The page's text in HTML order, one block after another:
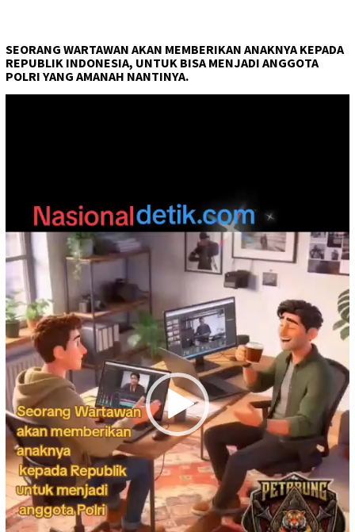
SEORANG WARTAWAN AKAN MEMBERIKAN ANAKNYA KEPADA
REPUBLIK INDONESIA, UNTUK BISA MENJADI ANGGOTA
POLRI YANG AMANAH NANTINYA.